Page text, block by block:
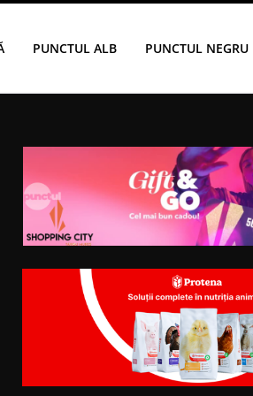
PUNCTUL ALB PUNCTUL NEGRU